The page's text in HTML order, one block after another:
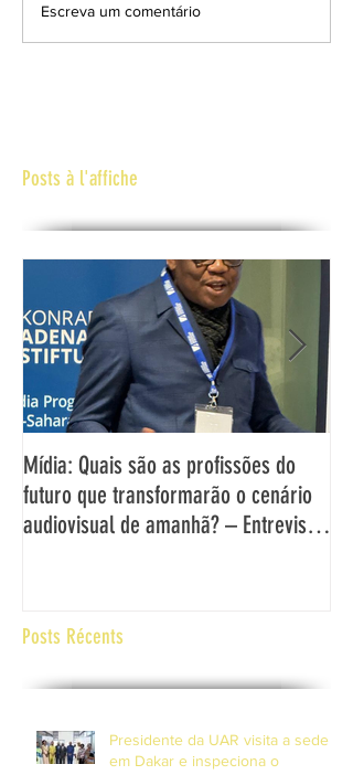
Escreva um comentário
Posts à l'affiche
Mídia: Quais são as profissões do
futuro que transformarão o cenário
audiovisual de amanhã? – Entrevista
Posts Récents
Presidente da UAR visita a sede
em Dakar e inspeciona o